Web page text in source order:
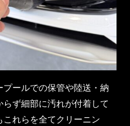
ールでの保管や陸送・納
ず細部に汚れが付着して
れらを全てクリーニン